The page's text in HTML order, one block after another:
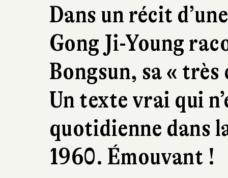
Dans un récit
Gong Ji-Young
Bongsun, sa «
Un texte vrai qui
quotidienne dans
1960. Émouvant !